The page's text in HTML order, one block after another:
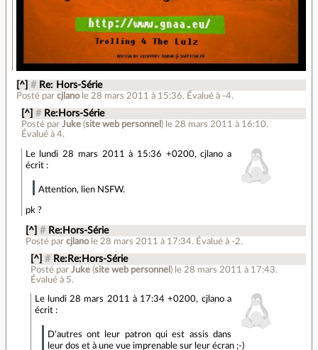
[^] # Re: Hors-Série
Posté parcjlano le 28 mars 2011 à 15:36. Évalué à -4.
[^] # Re:Hors-Série
Posté par Juke(site web personnel ) le 28 mars 2011 à 16:10.
Évalué à 4.
Le lundi 28 mars 2011 à 15:36 +0200, cjlano a
écrit :
Attention, lien NSFW.
pk ?
[^] # Re:Hors-Série
Posté parcjlano le 28 mars 2011 à 17:34. Évalué à -2.
[^] # Re:Re:Hors-Série
Posté par Juke(site web personnel ) le 28 mars 2011 à 17:43.
Évalué à 5.
Le lundi 28 mars 2011 à 17:34 +0200, cjlano a
écrit :
D'autres ont leur patron qui est assis dans
leur dos et à une vue imprenable sur leur écran ;-)